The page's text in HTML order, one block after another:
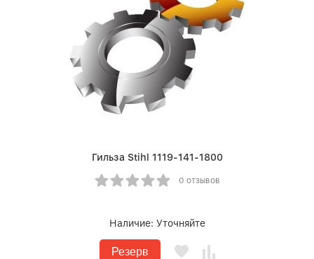
Гильза Stihl 1119-141-1800
0 отзывов
Наличие: Уточняйте
Резерв